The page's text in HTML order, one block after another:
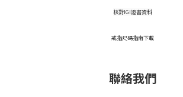
核對IGI證書資料
戒指尺碼指南下載
聯絡我們